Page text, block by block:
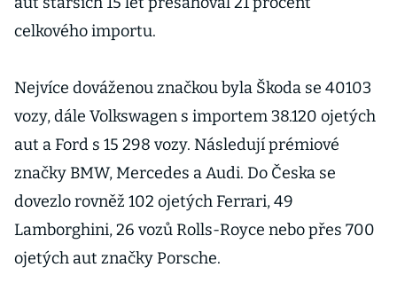
celkového importu.
Nejvíce dováženou značkou byla Škoda se 40103
vozy, dále Volkswagen s importem 38.120 ojetých
aut a Ford s 15 298 vozy. Následují prémiové
značky BMW, Mercedes a Audi. Do Česka se
dovezlo rovněž 102 ojetých Ferrari, 49
Lamborghini, 26 vozů Rolls-Royce nebo přes 700
ojetých aut značky Porsche.